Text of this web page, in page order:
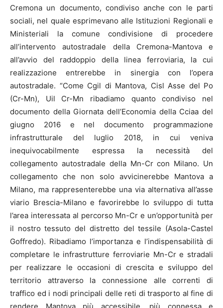
Cremona un documento, condiviso anche con le parti
sociali, nel quale esprimevano alle Istituzioni Regionali e
Ministeriali la comune condivisione di procedere
all’intervento autostradale della Cremona-Mantova e
all’avvio del raddoppio della linea ferroviaria, la cui
realizzazione entrerebbe in sinergia con l’opera
autostradale. “Come Cgil di Mantova, Cisl Asse del Po
(Cr-Mn), Uil Cr-Mn ribadiamo quanto condiviso nel
documento della Giornata dell’Economia della Cciaa del
giugno 2016 e nel documento programmazione
infrastrutturale del luglio 2018, in cui veniva
inequivocabilmente espressa la necessità del
collegamento autostradale della Mn-Cr con Milano. Un
collegamento che non solo avvicinerebbe Mantova a
Milano, ma rappresenterebbe una via alternativa all’asse
viario Brescia-Milano e favorirebbe lo sviluppo di tutta
l’area interessata al percorso Mn-Cr e un’opportunità per
il nostro tessuto del distretto del tessile (Asola-Castel
Goffredo). Ribadiamo l’importanza e l’indispensabilità di
completare le infrastrutture ferroviarie Mn-Cr e stradali
per realizzare le occasioni di crescita e sviluppo del
territorio attraverso la connessione alle correnti di
traffico ed i nodi principali delle reti di trasporto al fine di